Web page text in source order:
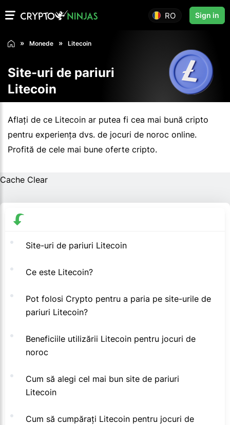
RO Sign in
Monede Litecoin
Site-uri de pariuri
Litecoin
Aflați de ce Litecoin ar putea fi cea mai bună cripto
pentru experiența dvs. de jocuri de noroc online.
Profită de cele mai bune oferte cripto.
Cache Clear
Site-uri de pariuri Litecoin
Ce este Litecoin?
Pot folosi Crypto pentru a paria pe site-urile de
pariuri Litecoin?
Beneficiile utilizării Litecoin pentru jocuri de
noroc
Cum să alegi cel mai bun site de pariuri
Litecoin
Cum să cumpărați Litecoin pentru jocuri de